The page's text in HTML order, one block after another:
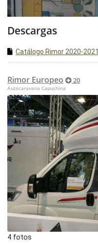
Descargas
Catálogo Rimor 2020-2021
Rimor Europeo 20
Autocaravana Capuchina
4 fotos